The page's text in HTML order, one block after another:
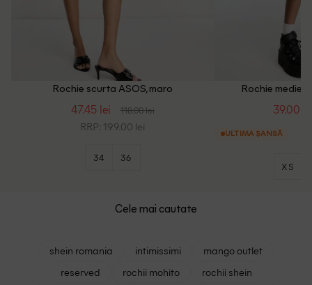
Rochie scurta ASOS, maro
47.45 lei 118.00 lei
RRP: 199.00 lei
34 36
Rochie medie
39.00
ULTIMA ȘANSĂ
XS
Cele mai cautate
shein romania intimissimi
mango outlet
reserved
rochii mohito
rochii shein